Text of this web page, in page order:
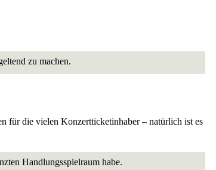
zu machen.
für die vielen Konzertticketinhaber – natürlich ist es
Handlungsspielraum habe.